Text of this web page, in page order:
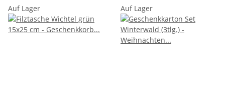
Auf Lager Auf Lager